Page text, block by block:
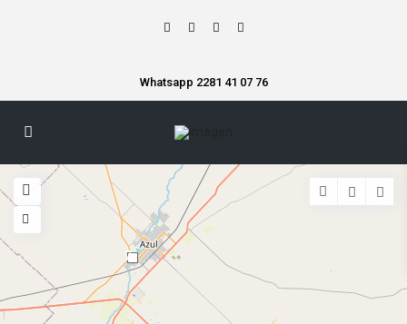
Whatsapp 2281 41 07 76
7